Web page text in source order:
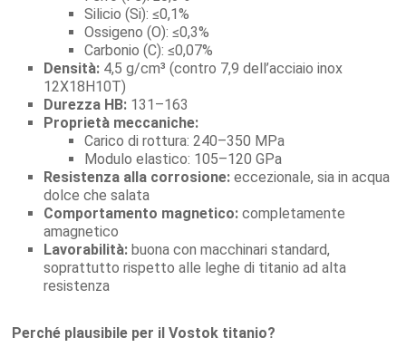
Silicio (Si): ≤0,1%
Ossigeno (O): ≤0,3%
Carbonio (C): ≤0,07%
Densità: 4,5 g/cm³ (contro 7,9 dell’acciaio inox
12X18H10T)
Durezza HB: 131–163
Proprietà meccaniche:
Carico di rottura: 240–350 MPa
Modulo elastico: 105–120 GPa
Resistenza alla corrosione: eccezionale, sia in acqua
dolce che salata
Comportamento magnetico: completamente
amagnetico
Lavorabilità: buona con macchinari standard,
soprattutto rispetto alle leghe di titanio ad alta
resistenza
Perché plausibile per il Vostok titanio?